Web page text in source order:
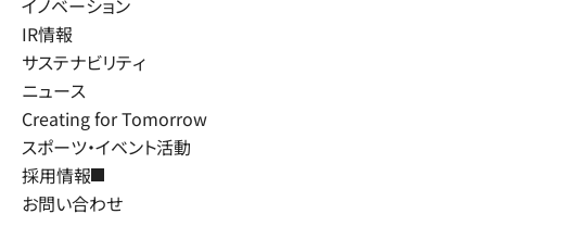
イノベーション
IR情報
サステナビリティ
ニュース
Creating for Tomorrow
スポーツ・イベント活動
採用情報
お問い合わせ